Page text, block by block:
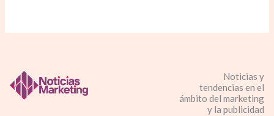
Noticias y
tendencias en el
ámbito del marketing
y la publicidad